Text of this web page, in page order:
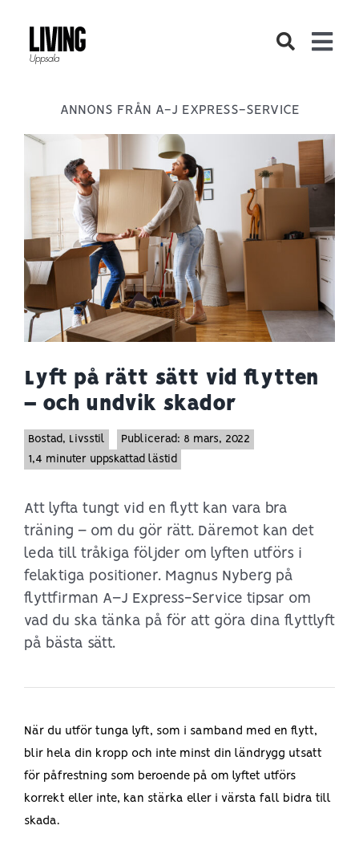
innehållet
Inredning
DIY
ANNONS FRÅN A-J EXPRESS-SERVICE
Lyft på rätt sätt vid flytten
– och undvik skador
Bostad, Livsstil
Publicerad: 8 mars, 2022
1,4 minuter uppskattad lästid
Att lyfta tungt vid en flytt kan vara bra
träning – om du gör rätt. Däremot kan det
leda till tråkiga följder om lyften utförs i
felaktiga positioner. Magnus Nyberg på
flyttfirman A–J Express-Service tipsar om
vad du ska tänka på för att göra dina flyttlyft
på bästa sätt.
När du utför tunga lyft, som i samband med en flytt,
blir hela din kropp och inte minst din ländrygg utsatt
för påfrestning som beroende på om lyftet utförs
korrekt eller inte, kan stärka eller i värsta fall bidra till
skada.